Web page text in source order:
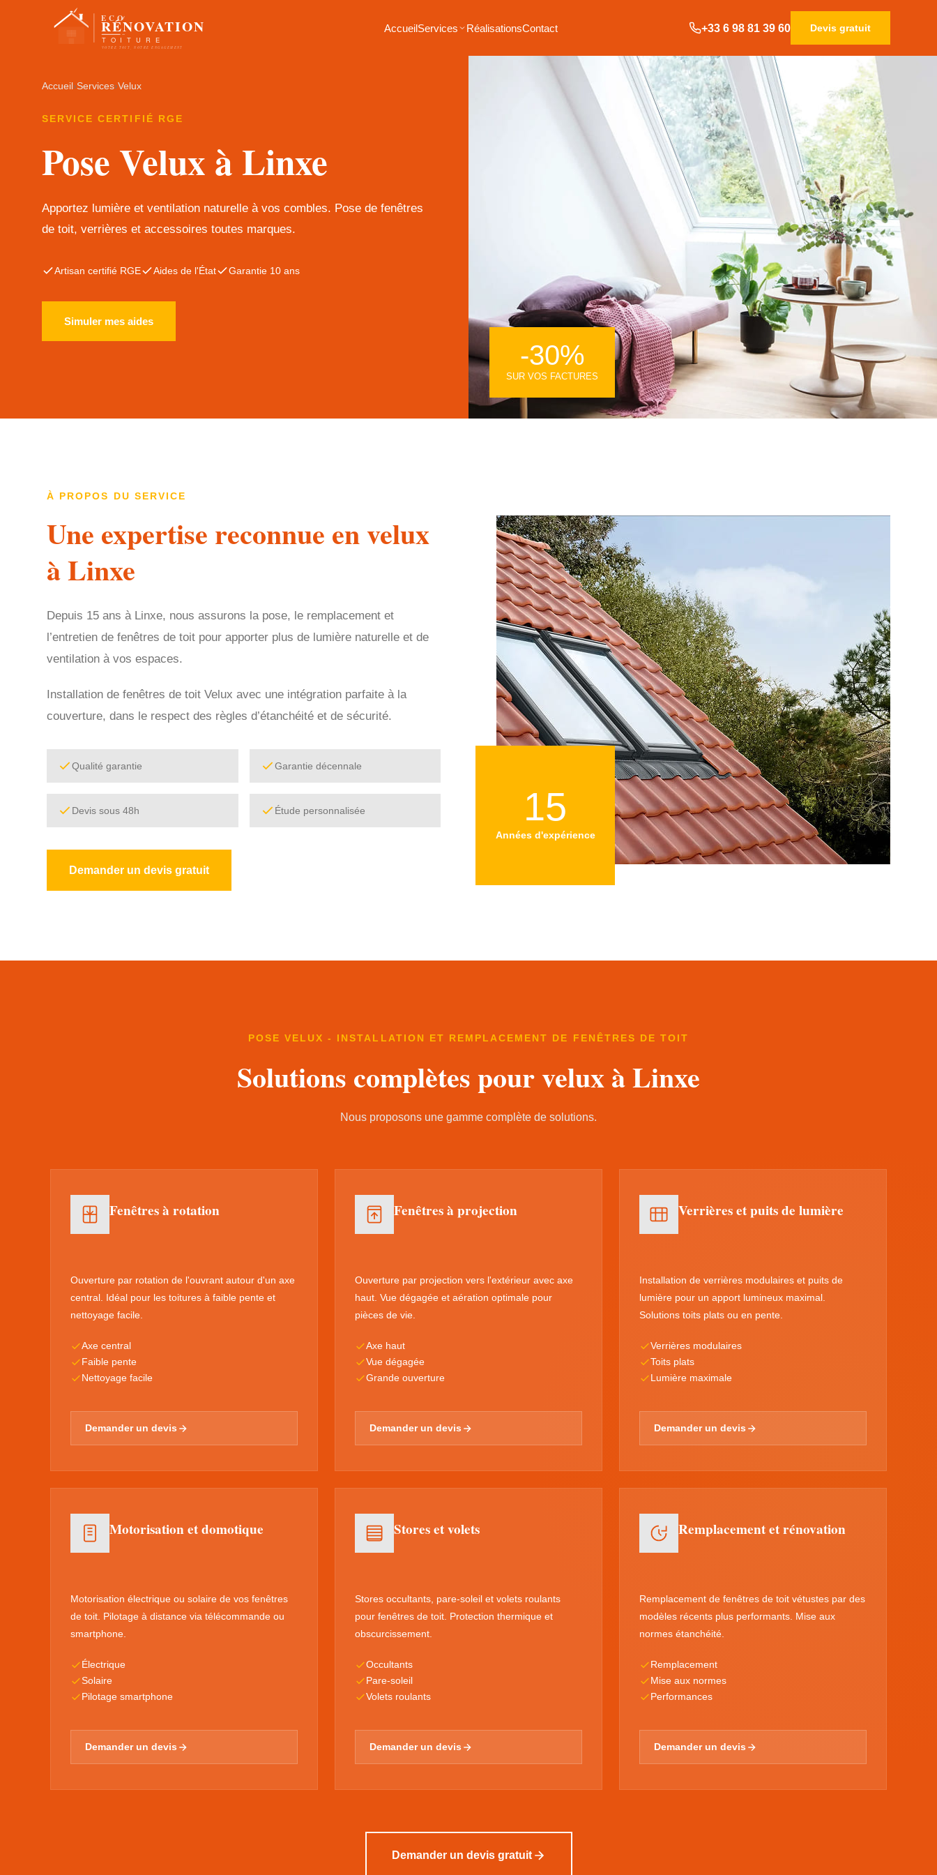
AccueilServices RéalisationsContact +33 6 98 81 39 60 Devis gratuit
Accueil›Services›Velux
SERVICE CERTIFIÉ RGE
Pose Velux à Linxe
Apportez lumière et ventilation naturelle à vos combles. Pose de fenêtres
de toit, verrières et accessoires toutes marques.
Artisan certifié RGE Aides de l'État Garantie 10 ans
Simuler mes aides
-30%
SUR VOS FACTURES
À PROPOS DU SERVICE
Une expertise reconnue en velux
à Linxe
Depuis 15 ans à Linxe, nous assurons la pose, le remplacement et
l’entretien de fenêtres de toit pour apporter plus de lumière naturelle et de
ventilation à vos espaces.
Installation de fenêtres de toit Velux avec une intégration parfaite à la
couverture, dans le respect des règles d’étanchéité et de sécurité.
Qualité garantie Garantie décennale
Devis sous 48h Étude personnalisée
Demander un devis gratuit
15
Années d'expérience
POSE VELUX - INSTALLATION ET REMPLACEMENT DE FENÊTRES DE TOIT
Solutions complètes pour velux à Linxe
Nous proposons une gamme complète de solutions.
Fenêtres à rotation
Ouverture par rotation de l'ouvrant autour d'un axe
central. Idéal pour les toitures à faible pente et
nettoyage facile.
Axe central
Faible pente
Nettoyage facile
Demander un devis
Fenêtres à projection
Ouverture par projection vers l'extérieur avec axe
haut. Vue dégagée et aération optimale pour
pièces de vie.
Axe haut
Vue dégagée
Grande ouverture
Demander un devis
Verrières et puits de lumière
Installation de verrières modulaires et puits de
lumière pour un apport lumineux maximal.
Solutions toits plats ou en pente.
Verrières modulaires
Toits plats
Lumière maximale
Demander un devis
Motorisation et domotique
Motorisation électrique ou solaire de vos fenêtres
de toit. Pilotage à distance via télécommande ou
smartphone.
Électrique
Solaire
Pilotage smartphone
Demander un devis
Stores et volets
Stores occultants, pare-soleil et volets roulants
pour fenêtres de toit. Protection thermique et
obscurcissement.
Occultants
Pare-soleil
Volets roulants
Demander un devis
Remplacement et rénovation
Remplacement de fenêtres de toit vétustes par des
modèles récents plus performants. Mise aux
normes étanchéité.
Remplacement
Mise aux normes
Performances
Demander un devis
Demander un devis gratuit